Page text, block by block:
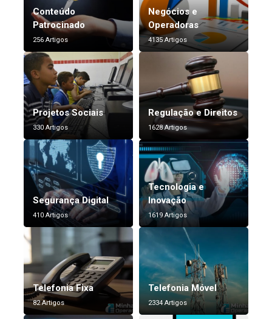
Conteúdo
Patrocinado
256 Artigos
Negócios e
Operadoras
4135 Artigos
Projetos Sociais
330 Artigos
Regulação e Direitos
1628 Artigos
Segurança Digital
410 Artigos
Tecnologia e
Inovação
1619 Artigos
Telefonia Fixa
82 Artigos
Telefonia Móvel
2334 Artigos